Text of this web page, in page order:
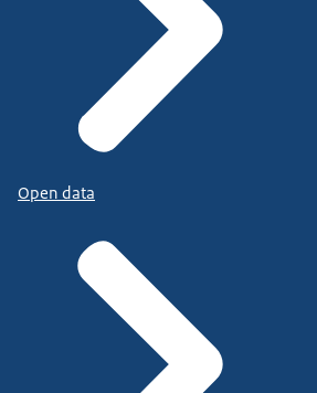
Open data